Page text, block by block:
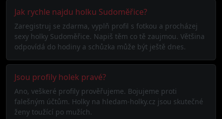
Jak rychle najdu holku Sudoměřice?
Zaregistruj se zdarma, vyplň profil s fotkou a procházej
sexy holky Sudoměřice. Napiš těm co tě zaujmou. Většina
odpovídá do hodiny a schůzka může být ještě dnes.
Jsou profily holek pravé?
Ano, veškeré profily prověřujeme. Bojujeme proti
falešným účtům. Holky na hledam-holky.cz jsou skutečné
ženy toužící po mužích.